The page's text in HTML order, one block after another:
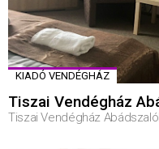
KIADÓ VENDÉGHÁZ
Tiszai Vendégház
Tiszai Vendégház